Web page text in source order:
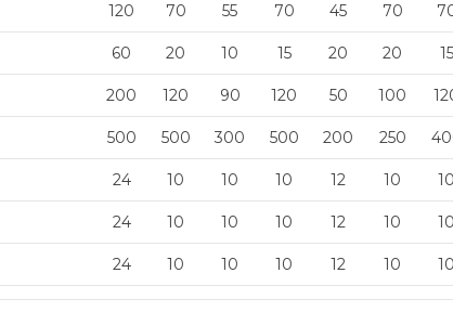
120 70 55 70 45 70
60 20 10 15 20 20 15
200 120 90 120 50 100
500 500 300 500 200 250
24 10 10 10 12 10 10
24 10 10 10 12 10 10
24 10 10 10 12 10 10